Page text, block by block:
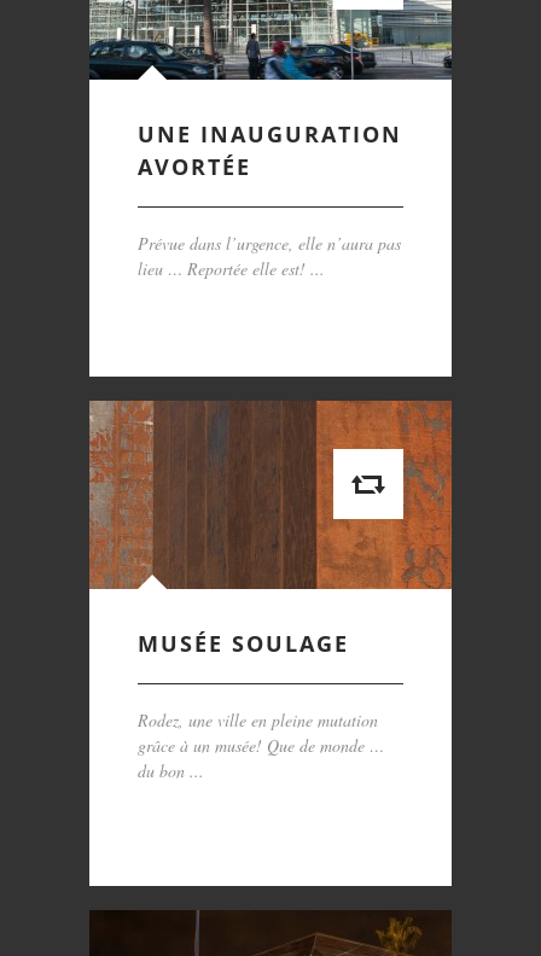
UNE INAUGURATION
AVORTÉE
Prévue dans l’urgence, elle n’aura pas
lieu … Reportée elle est! ...
MUSÉE SOULAGE
Rodez, une ville en pleine mutation
grâce à un musée! Que de monde …
du bon ...